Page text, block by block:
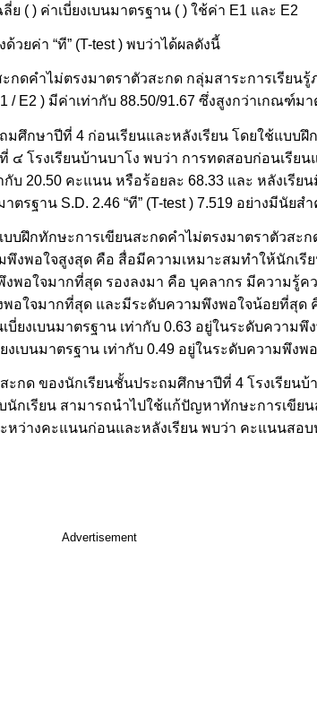
( ) ค่าเบี่ยงเบนมาตรฐาน ( ) ใช้ค่า E1 และ E2
ยค่า “ที” (T-test ) พบว่าได้ผลดังนี้
ดคำไม่ตรงมาตราตัวสะกด กลุ่มสาระการเรียน
E2 ) มีค่าเท่ากับ 88.50/91.67 ซึ่งสูงกว่าเกณฑ์ม
มศึกษาปีที่ 4 ก่อนเรียนและหลังเรียน โดยใช้แบบ
โรงเรียนบ้านบาโง พบว่า การทดสอบก่อนเรีย
บ 20.50 คะแนน หรือร้อยละ 68.33 และ หลังเรีย
ตรฐาน S.D. 2.46 “ที” (T-test ) 7.519 อย่างมีนัย
ฝึกทักษะการเขียนสะกดคำไม่ตรงมาตราตัวสะ
งพอใจสูงสุด คือ สื่อมีความเหมาะสมทำให้นักเรีย
พอใจมากที่สุด รองลงมา คือ บุคลากร มีความรู้ค
พอใจมากที่สุด และมีระดับความพึงพอใจน้อยที่สุด
ยงเบนมาตรฐาน เท่ากับ 0.63 อยู่ในระดับความ
งเบนมาตรฐาน เท่ากับ 0.49 อยู่ในระดับความพึงพ
กด ของนักเรียนชั้นประถมศึกษาปีที่ 4 โรงเรียนบ้
กเรียน สามารถนำไปใช้แก้ปัญหาทักษะการเขีย
หว่างคะแนนก่อนและหลังเรียน พบว่า คะแนนสอ
Advertisement